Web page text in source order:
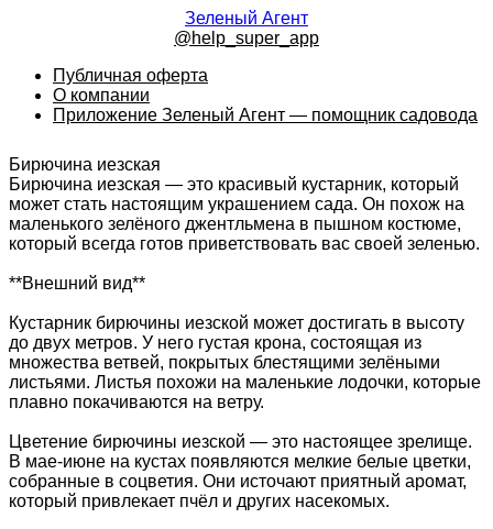
Зеленый Агент
@help_super_app
Публичная оферта
О компании
Приложение Зеленый Агент — помощник садовода
Бирючина иезская
Бирючина иезская — это красивый кустарник, который
может стать настоящим украшением сада. Он похож на
маленького зелёного джентльмена в пышном костюме,
который всегда готов приветствовать вас своей зеленью.
**Внешний вид**
Кустарник бирючины иезской может достигать в высоту
до двух метров. У него густая крона, состоящая из
множества ветвей, покрытых блестящими зелёными
листьями. Листья похожи на маленькие лодочки, которые
плавно покачиваются на ветру.
Цветение бирючины иезской — это настоящее зрелище.
В мае-июне на кустах появляются мелкие белые цветки,
собранные в соцветия. Они источают приятный аромат,
который привлекает пчёл и других насекомых.